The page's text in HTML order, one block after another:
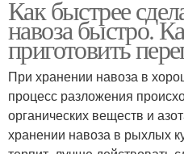
Как быстрее
навоза быстро.
приготовить
При хранении навоза в
процесс разложения
органических веществ и
хранении навоза в рыхлых